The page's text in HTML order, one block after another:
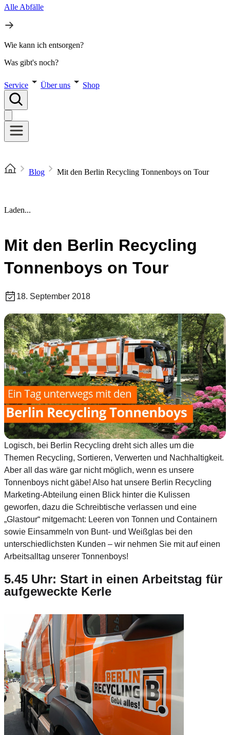
Alle Abfälle
Wie kann ich entsorgen?
Was gibt's noch?
Service Über uns Shop
Blog Mit den Berlin Recycling Tonnenboys on Tour
Laden...
Mit den Berlin Recycling
Tonnenboys on Tour
18. September 2018
Logisch, bei Berlin Recycling dreht sich alles um die
Themen Recycling, Sortieren, Verwerten und Nachhaltigkeit.
Aber all das wäre gar nicht möglich, wenn es unsere
Tonnenboys nicht gäbe! Also hat unsere Berlin Recycling
Marketing-Abteilung einen Blick hinter die Kulissen
geworfen, dazu die Schreibtische verlassen und eine
„Glastour“ mitgemacht: Leeren von Tonnen und Containern
sowie Einsammeln von Bunt- und Weißglas bei den
unterschiedlichsten Kunden – wir nehmen Sie mit auf einen
Arbeitsalltag unserer Tonnenboys!
5.45 Uhr: Start in einen Arbeitstag für
aufgeweckte Kerle